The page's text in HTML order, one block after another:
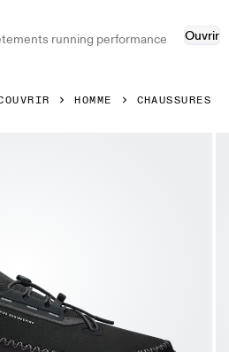
running performance
Ouvrir
HOMME CHAUSSURES